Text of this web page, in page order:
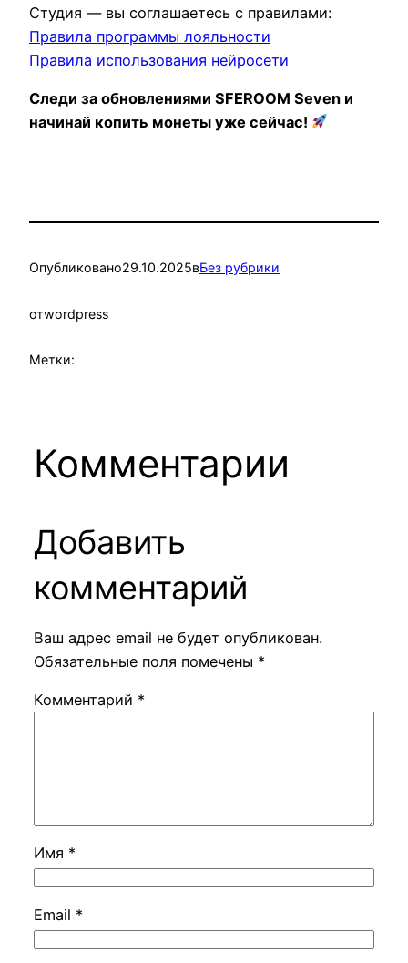
Студия — вы соглашаетесь с правилами:
Правила программы лояльности
Правила использования нейросети
Следи за обновлениями SFEROOM Seven и
начинай копить монеты уже сейчас!
Опубликовано29.10.2025вБез рубрики
отwordpress
Метки:
Комментарии
Добавить
комментарий
Ваш адрес email не будет опубликован.
Обязательные поля помечены *
Комментарий *
Имя *
Email *